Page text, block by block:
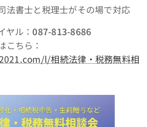
法書士と税理士がその場で対応
ヤル：087-813-8686
こちら：
l/相続法律・税務無料相